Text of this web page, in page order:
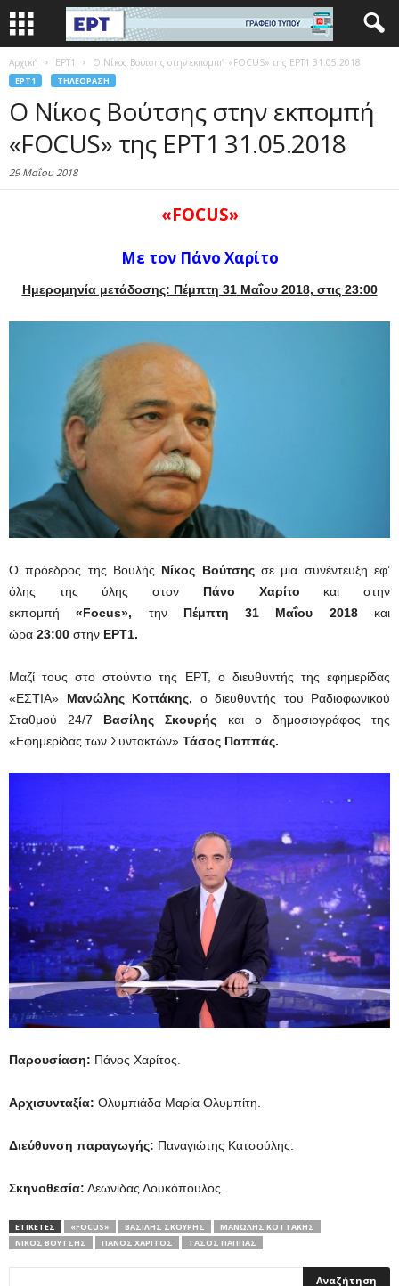
Αρχική EΡΤ1 Ο Νίκος Βούτσης στην εκπομπή «FOCUS» της ΕΡΤ1 31.05.2018
EΡΤ1 ΤΗΛΕΌΡΑΣΗ
Ο Νίκος Βούτσης στην εκπομπή
«FOCUS» της ΕΡΤ1 31.05.2018
29 Μαΐου 2018
«FOCUS»
Με τον Πάνο Χαρίτο
Ημερομηνία μετάδοσης: Πέμπτη 31Μαΐου2018, στις 23:00
O πρόεδρος της Βουλής Νίκος Βούτσης σε μια συνέντευξη εφ’
όλης της ύλης στον Πάνο Χαρίτο και
στην
εκπομπή«Focus», την Πέμπτη 31 Μαΐου 2018 και
ώρα 23:00 στην ΕΡΤ1.
Μαζί τους στο στούντιο της ΕΡΤ, ο διευθυντής της εφημερίδας
«ΕΣΤΙΑ» Μανώλης Κοττάκης, ο διευθυντής του Ραδιοφωνικού
Σταθμού 24/7 Βασίλης Σκουρής και ο δημοσιογράφος της
«Εφημερίδας των Συντακτών» Τάσος Παππάς.
Παρουσίαση: Πάνος Χαρίτος.
Αρχισυνταξία: Ολυμπιάδα Μαρία Ολυμπίτη.
Διεύθυνση παραγωγής: Παναγιώτης Κατσούλης.
Σκηνοθεσία: Λεωνίδας Λουκόπουλος.
ΕΤΙΚΕΤΕΣ «FOCUS» ΒΑΣΊΛΗΣ ΣΚΟΥΡΉΣ
ΜΑΝΏΛΗΣ ΚΟΤΤΆΚΗΣ
ΝΊΚΟΣ ΒΟΎΤΣΗΣ
ΠΆΝΟΣ ΧΑΡΊΤΟΣ ΤΆΣΟΣ ΠΑΠΠΆΣ